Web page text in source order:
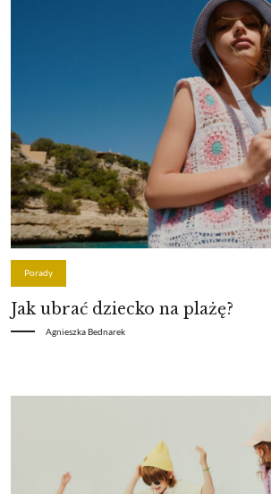
Porady
Jak ubrać dziecko na plażę?
Agnieszka Bednarek